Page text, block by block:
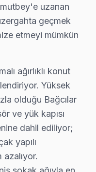
duvar askısı montajı
düzeni ve kanal
ve
kalibrasyon ve görüntü
itibaren en iyi
Bakım Sözleşmesi –
uzun yıllar
uzanan
geçmek
etmeyi mümkün
ağırlıklı konut
Yüksek
olduğu Bağcılar
ve yük kapısı
dahil ediliyor;
yapılı